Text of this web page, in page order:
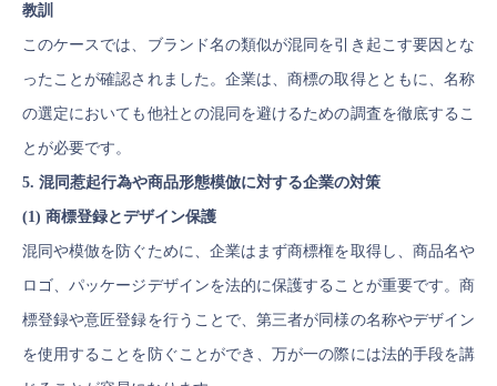
教訓
このケースでは、ブランド名の類似が混同を引き起こす要因とな
ったことが確認されました。企業は、商標の取得とともに、名称
の選定においても他社との混同を避けるための調査を徹底するこ
とが必要です。
5. 混同惹起行為や商品形態模倣に対する企業の対策
(1) 商標登録とデザイン保護
混同や模倣を防ぐために、企業はまず商標権を取得し、商品名や
ロゴ、パッケージデザインを法的に保護することが重要です。商
標登録や意匠登録を行うことで、第三者が同様の名称やデザイン
を使用することを防ぐことができ、万が一の際には法的手段を講